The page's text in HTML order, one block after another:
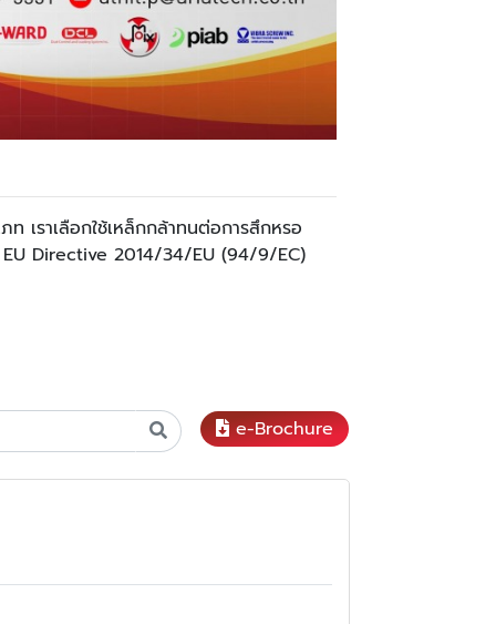
เราเลือกใช้เหล็กกล้าทนต่อการสึกหรอ
Directive 2014/34/EU (94/9/EC)
e-Brochure